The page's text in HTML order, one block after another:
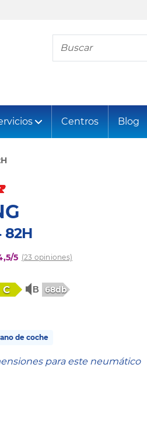
Busca tu neumático
Centros Blog
82H
5 (23 opiniones)
C 68db
de coche
para este neumático